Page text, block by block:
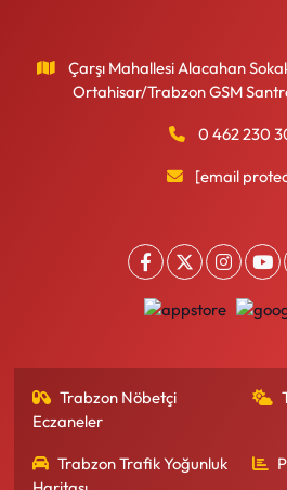
Çarşı Mahallesi Alacahan
Ortahisar/Trabzon GSM
0 462 230
[email
Trabzon Nöbetçi
Eczaneler
Trabzon Trafik Yoğunluk